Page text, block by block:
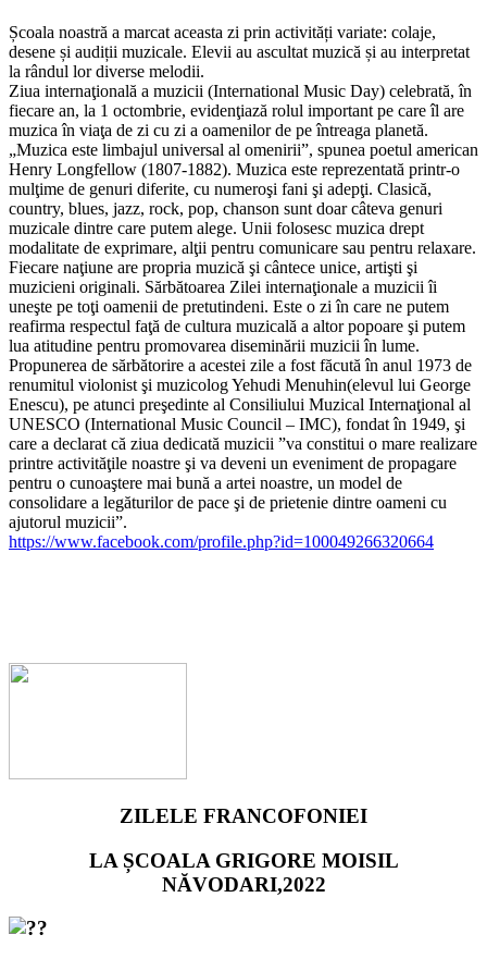
Școala noastră a marcat aceasta zi prin activități variate: colaje,
desene și audiții muzicale. Elevii au ascultat muzică și au interpretat
la rândul lor diverse melodii.
Ziua internaţională a muzicii (International Music Day) celebrată, în
fiecare an, la 1 octombrie, evidenţiază rolul important pe care îl are
muzica în viaţa de zi cu zi a oamenilor de pe întreaga planetă.
„Muzica este limbajul universal al omenirii”, spunea poetul american
Henry Longfellow (1807-1882). Muzica este reprezentată printr-o
mulţime de genuri diferite, cu numeroşi fani şi adepţi. Clasică,
country, blues, jazz, rock, pop, chanson sunt doar câteva genuri
muzicale dintre care putem alege. Unii folosesc muzica drept
modalitate de exprimare, alţii pentru comunicare sau pentru relaxare.
Fiecare naţiune are propria muzică şi cântece unice, artişti şi
muzicieni originali. Sărbătoarea Zilei internaţionale a muzicii îi
uneşte pe toţi oamenii de pretutindeni. Este o zi în care ne putem
reafirma respectul faţă de cultura muzicală a altor popoare şi putem
lua atitudine pentru promovarea diseminării muzicii în lume.
Propunerea de sărbătorire a acestei zile a fost făcută în anul 1973 de
renumitul violonist şi muzicolog Yehudi Menuhin(elevul lui George
Enescu), pe atunci preşedinte al Consiliului Muzical Internaţional al
UNESCO (International Music Council – IMC), fondat în 1949, şi
care a declarat că ziua dedicată muzicii ”va constitui o mare realizare
printre activităţile noastre şi va deveni un eveniment de propagare
pentru o cunoaştere mai bună a artei noastre, un model de
consolidare a legăturilor de pace şi de prietenie dintre oameni cu
ajutorul muzicii”.
https://www.facebook.com/profile.php?id=100049266320664
ZILELE FRANCOFONIEI
LA ȘCOALA GRIGORE MOISIL
NĂVODARI,2022